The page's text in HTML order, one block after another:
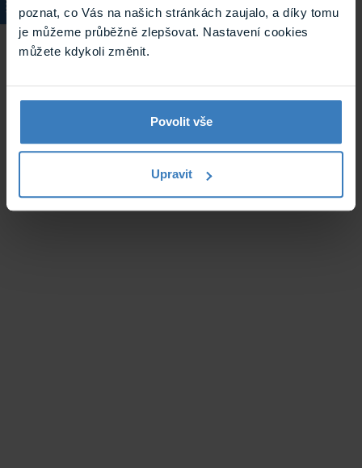
poznat, co Vás na našich stránkách zaujalo, a díky tomu
je můžeme průběžně zlepšovat. Nastavení cookies
můžete kdykoli změnit.
Povolit vše
Upravit